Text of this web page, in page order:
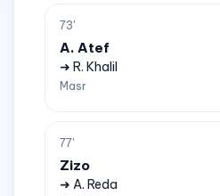
73'
A. Atef
➜ R. Khalil
Masr
77'
Zizo
➜ A. Reda